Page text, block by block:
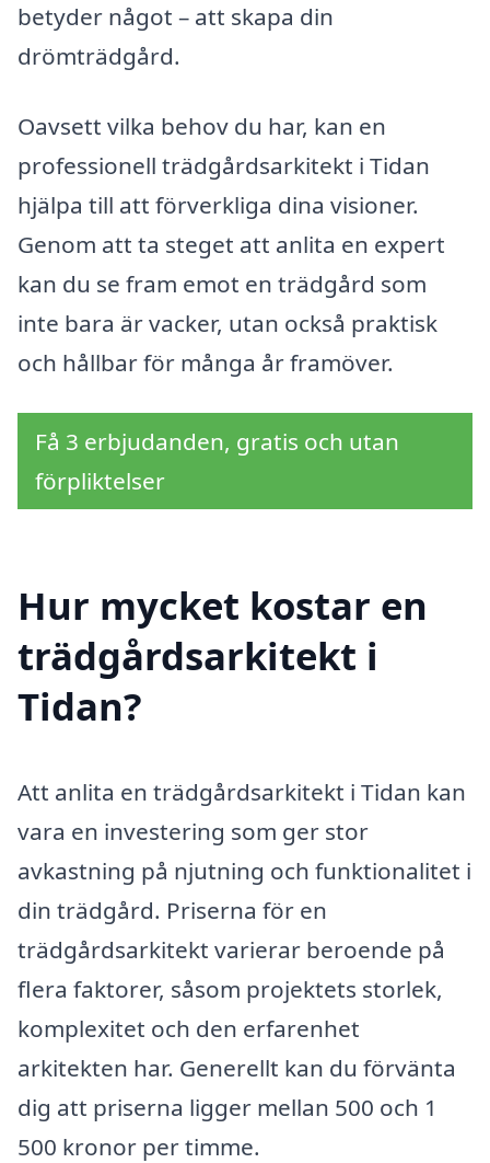
betyder något – att skapa din
drömträdgård.
Oavsett vilka behov du har, kan en
professionell trädgårdsarkitekt i Tidan
hjälpa till att förverkliga dina visioner.
Genom att ta steget att anlita en expert
kan du se fram emot en trädgård som
inte bara är vacker, utan också praktisk
och hållbar för många år framöver.
Få 3 erbjudanden, gratis och utan
förpliktelser
Hur mycket kostar en
trädgårdsarkitekt i
Tidan?
Att anlita en trädgårdsarkitekt i Tidan kan
vara en investering som ger stor
avkastning på njutning och funktionalitet i
din trädgård. Priserna för en
trädgårdsarkitekt varierar beroende på
flera faktorer, såsom projektets storlek,
komplexitet och den erfarenhet
arkitekten har. Generellt kan du förvänta
dig att priserna ligger mellan 500 och 1
500 kronor per timme.